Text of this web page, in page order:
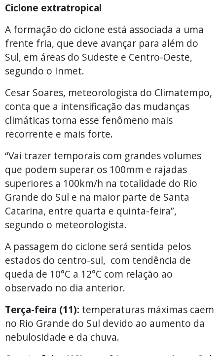
Ciclone extratropical
A formação do ciclone está associada a uma
frente fria, que deve avançar para além do
Sul, em áreas do Sudeste e Centro-Oeste,
segundo o Inmet.
Cesar Soares, meteorologista do Climatempo,
conta que a intensificação das mudanças
climáticas torna esse fenômeno mais
recorrente e mais forte.
“Vai trazer temporais com grandes volumes
que podem superar os 100mm e rajadas
superiores a 100km/h na totalidade do Rio
Grande do Sul e na maior parte de Santa
Catarina, entre quarta e quinta-feira”,
segundo o meteorologista.
A passagem do ciclone será sentida pelos
estados do centro-sul, com tendência de
queda de 10°C a 12°C com relação ao
observado no dia anterior.
Terça-feira (11): temperaturas máximas caem
no Rio Grande do Sul devido ao aumento da
nebulosidade e da chuva.